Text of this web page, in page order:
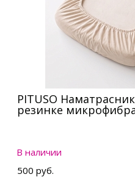
PITUSO
резинке
В наличии
500 руб.